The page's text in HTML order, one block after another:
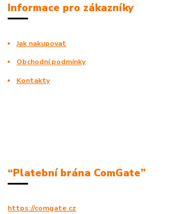
Informace pro zákazníky
Jak nakupovat
Obchodní podmínky
Kontakty
“Platební brána ComGate”
https://comgate.cz